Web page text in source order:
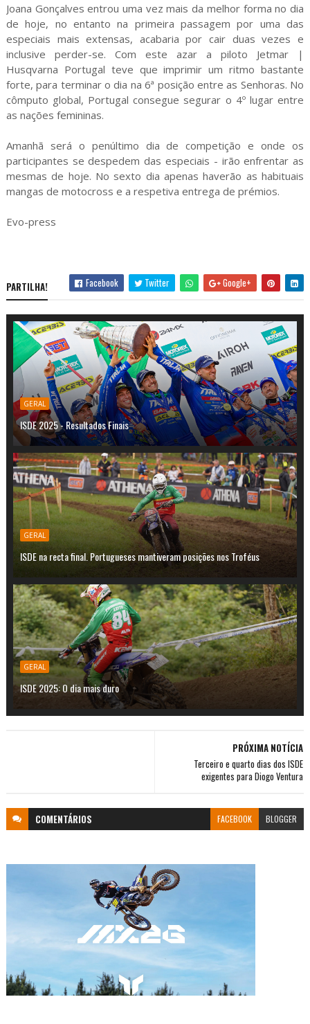
Joana Gonçalves entrou uma vez mais da melhor forma no dia
de hoje, no entanto na primeira passagem por uma das
especiais mais extensas, acabaria por cair duas vezes e
inclusive perder-se. Com este azar a piloto Jetmar |
Husqvarna Portugal teve que imprimir um ritmo bastante
forte, para terminar o dia na 6ª posição entre as Senhoras. No
cômputo global, Portugal consegue segurar o 4º lugar entre
as nações femininas.
Amanhã será o penúltimo dia de competição e onde os
participantes se despedem das especiais - irão enfrentar as
mesmas de hoje. No sexto dia apenas haverão as habituais
mangas de motocross e a respetiva entrega de prémios.
Evo-press
PARTILHA! Facebook Twitter Google+
GERAL
ISDE 2025 - Resultados Finais
GERAL
ISDE na recta final. Portugueses mantiveram posições nos Troféus
GERAL
ISDE 2025: O dia mais duro
PRÓXIMA NOTÍCIA
Terceiro e quarto dias dos ISDE
exigentes para Diogo Ventura
COMENTÁRIOS FACEBOOK BLOGGER